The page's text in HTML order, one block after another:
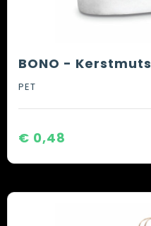
BONO - Kerstmuts
PET
€ 0,48